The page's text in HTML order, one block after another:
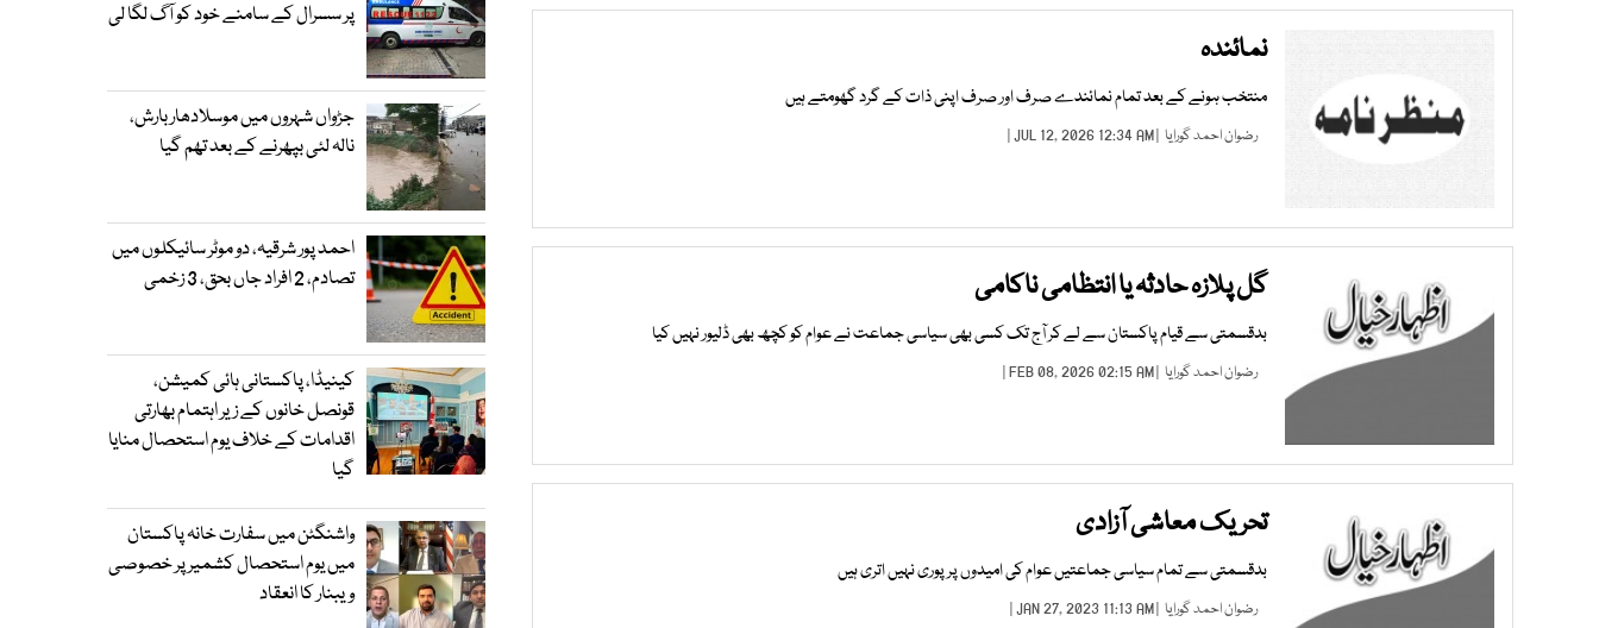
نمائندہ
منتخب ہونے کے بعد تمام نمائندے صرف اور صرف اپنی ذات کے گرد گھومتے ہیں
رضوان احمد گورایا | JUL 12, 2026 12:34 AM |
گل پلازہ حادثہ یا انتظامی ناکامی
بدقسمتی سے قیام پاکستان سے لے کر آج تک کسی بھی سیاسی جماعت نے عوام کو کچھ بھی ڈلیور نہیں کیا
رضوان احمد گورایا | FEB 08, 2026 02:15 AM |
تحریک معاشی آزادی
بدقسمتی سے تمام سیاسی جماعتیں عوام کی امیدوں پر پوری نہیں اتری ہیں
رضوان احمد گورایا | JAN 27, 2023 11:13 AM |
پر سسرال کے سامنے خود کو آگ لگا لی
جڑواں شہروں میں موسلادھار بارش،
نالہ لئی بپھرنے کے بعد تھم گیا
احمد پور شرقیہ، دو موٹر سائیکلوں میں
تصادم، 2 افراد جاں بحق، 3 زخمی
کینیڈا، پاکستانی ہائی کمیشن،
قونصل خانوں کے زیر اہتمام بھارتی
اقدامات کے خلاف یوم استحصال منایا
گیا
واشنگٹن میں سفارت خانہ پاکستان
میں یوم استحصال کشمیر پر خصوصی
ویبنار کا انعقاد